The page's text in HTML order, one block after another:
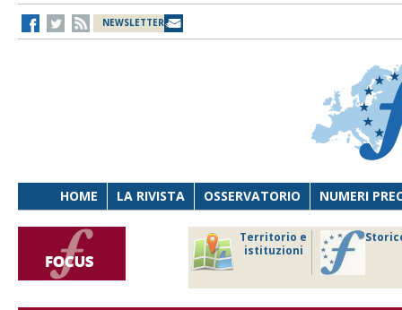
NEWSLETTER
HOME LA RIVISTA OSSERVATORIO NUMERI
Territorio e
istituzioni